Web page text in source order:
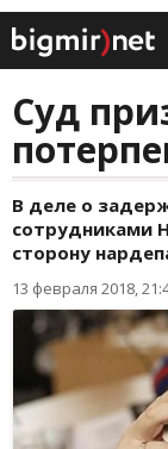
Суд
В деле о
сотрудниками
сторону
13 февраля 2018,